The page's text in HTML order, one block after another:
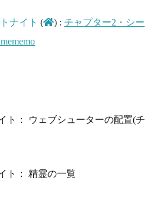
ナイト ( ) :チャプター2・シー
ト： ウェブシューターの配置(チ
ト： 精霊の一覧